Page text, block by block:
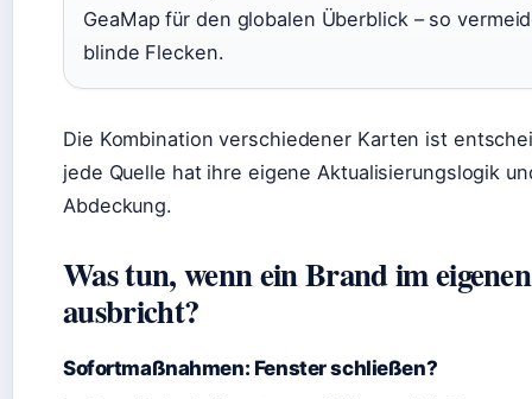
GeaMap für den globalen Überblick – so
blinde Flecken.
Die Kombination verschiedener Karten ist
jede Quelle hat ihre eigene Aktualisierungslogik
Abdeckung.
Was tun, wenn ein Brand im
ausbricht?
Sofortmaßnahmen: Fenster schließen?